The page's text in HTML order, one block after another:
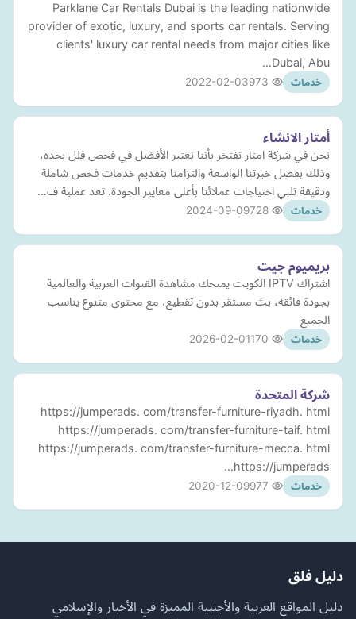
Parklane Car Rentals Dubai is the leading nationwide
provider of exotic, luxury, and sports car rentals. Serving
clients' luxury car rental needs from major cities like
Dubai, Abu…
خدمات 2022-02-03
أمتار الانشاء
نحن في شركة امتار نفتخر بأننا نعتبر الأفضل في فحص فلل بجدة،
وذلك بفضل خبرتنا الواسعة والتزامنا بتقديم خدمات فحص شاملة
ودقيقة تلبي احتياجات عملائنا بأعلى معايير الجودة. تعد عملية ف…
خدمات 2024-09-09
بريميوم جيت
اشتراك IPTV الكويت يمنحك مشاهدة القنوات العربية والعالمية
بجودة فائقة، بث مستقر بدون تقطيع، مع محتوى متنوع يناسب
الجميع
خدمات 2026-02-01
شركة المتحدة
https://jumperads. com/transfer-furniture-riyadh. html
https://jumperads. com/transfer-furniture-taif. html
https://jumperads. com/transfer-furniture-mecca. html
https://jumperads…
خدمات 2020-12-09
دليل فلق
دليل المواقع العربية والأجنبية المميزة في الأخبار والإسلامي